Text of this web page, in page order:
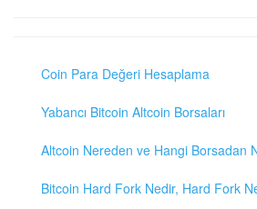
Coin Para Değeri Hesaplama
Yabancı Bitcoin Altcoin Borsaları
Altcoin Nereden ve Hangi Borsadan
Bitcoin Hard Fork Nedir, Hard Fork